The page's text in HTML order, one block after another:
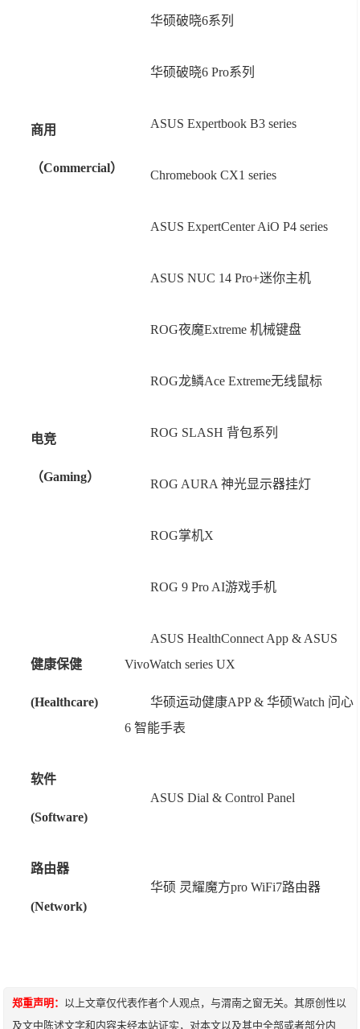
商用
（Commercial）
华硕破晓6系列
华硕破晓6 Pro系列
ASUS Expertbook B3 series
Chromebook CX1 series
ASUS ExpertCenter AiO P4 series
ASUS NUC 14 Pro+迷你主机
电竞
（Gaming）
ROG夜魔Extreme 机械键盘
ROG龙鳞Ace Extreme无线鼠标
ROG SLASH 背包系列
ROG AURA 神光显示器挂灯
ROG掌机X
ROG 9 Pro AI游戏手机
健康保健
(Healthcare)
ASUS HealthConnect App & ASUS
VivoWatch series UX
华硕运动健康APP & 华硕Watch 问心
6 智能手表
软件
(Software)
ASUS Dial & Control Panel
路由器
(Network)
华硕 灵耀魔方pro WiFi7路由器
郑重声明： 以上文章仅代表作者个人观点，与渭南之窗无关。其原创性以
及文中陈述文字和内容未经本站证实，对本文以及其中全部或者部分内